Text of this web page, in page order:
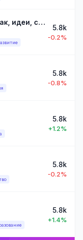
Генератор Идей - Лайфхак, идеи, советы, хитрости жизни
5.8k
-0.2%
5.8k
-0.8%
5.8k
+1.2%
5.8k
-0.2%
5.8k
+1.4%